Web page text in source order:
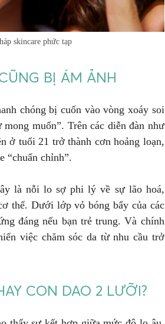
skincare phức tạp
BỊ ÁM ẢNH
chóng bị cuốn vào vòng xoáy soi
muốn”. Trên các diễn đàn như
ở tuổi 21 trở thành cơn hoảng loạn,
“chuẩn chỉnh”.
là nỗi lo sợ phi lý về sự lão hoá,
thể. Dưới lớp vỏ bóng bẩy của các
đáng nếu bạn trẻ trung. Và chính
việc chăm sóc da từ nhu cầu trở
CON DAO 2 LƯỠI?